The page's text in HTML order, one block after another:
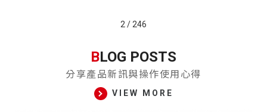
2/246
BLOG POSTS
分享產品新訊與操作使用心得
VIEW MORE